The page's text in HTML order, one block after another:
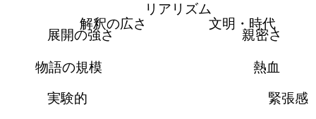
リアリズム
文明・時代
親密さ
熱血
緊張感
実験的
物語の規模
展開の強さ
解釈の広さ